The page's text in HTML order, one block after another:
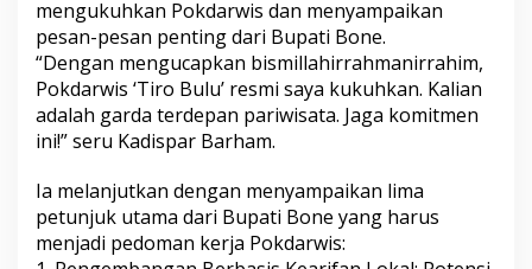
L
k
a
l
mengukuhkan Pokdarwis dan menyampaikan
pesan-pesan penting dari Bupati Bone.
“Dengan mengucapkan bismillahirrahmanirrahim,
Pokdarwis ‘Tiro Bulu’ resmi saya kukuhkan. Kalian
adalah garda terdepan pariwisata. Jaga komitmen
ini!” seru Kadispar Barham.
Ia melanjutkan dengan menyampaikan lima
petunjuk utama dari Bupati Bone yang harus
menjadi pedoman kerja Pokdarwis: